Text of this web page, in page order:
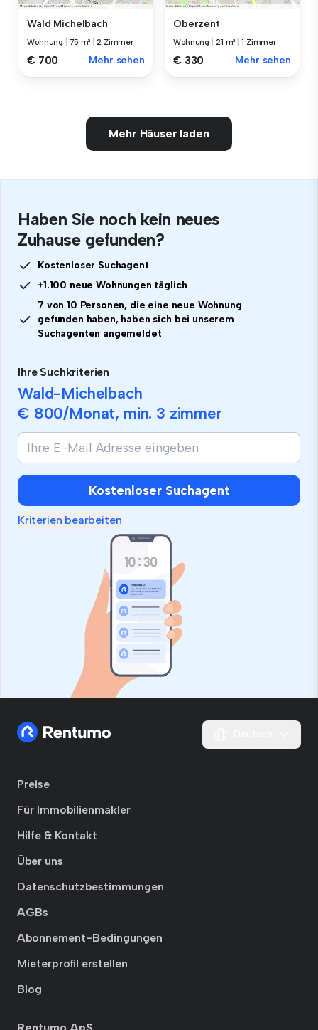
Wald Michelbach
Wohnung 75 m² |2 Zimmer
€ 700 Mehr sehen
Oberzent
Wohnung 21 m² |1 Zimmer
€ 330 Mehr sehen
Mehr Häuser laden
Haben Sie noch kein neues
Zuhause gefunden?
Kostenloser Suchagent
+1.100 neue Wohnungen täglich
7 von 10 Personen, die eine neue Wohnung
gefunden haben, haben sich bei unserem
Suchagenten angemeldet
Ihre Suchkriterien
Wald-Michelbach
€ 800/Monat, min. 3 zimmer
Wenn
Sie
ein
Mensch
sind,
ignorieren
Kostenloser Suchagent
Kriterien bearbeiten
Preise
Für Immobilienmakler
Hilfe & Kontakt
Über uns
Datenschutzbestimmungen
AGBs
Abonnement-Bedingungen
Mieterprofil erstellen
Blog